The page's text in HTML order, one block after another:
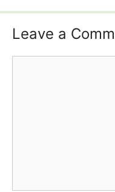
Leave a